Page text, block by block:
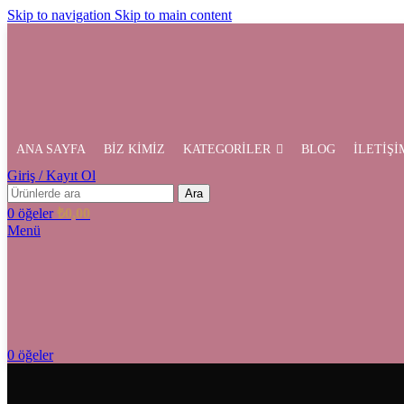
Skip to navigation Skip to main content
ANA SAYFA BİZ KİMİZ KATEGORİLER BLOG
Giriş / Kayıt Ol
Ara
0 öğeler ₺0,00
Menü
0 öğeler